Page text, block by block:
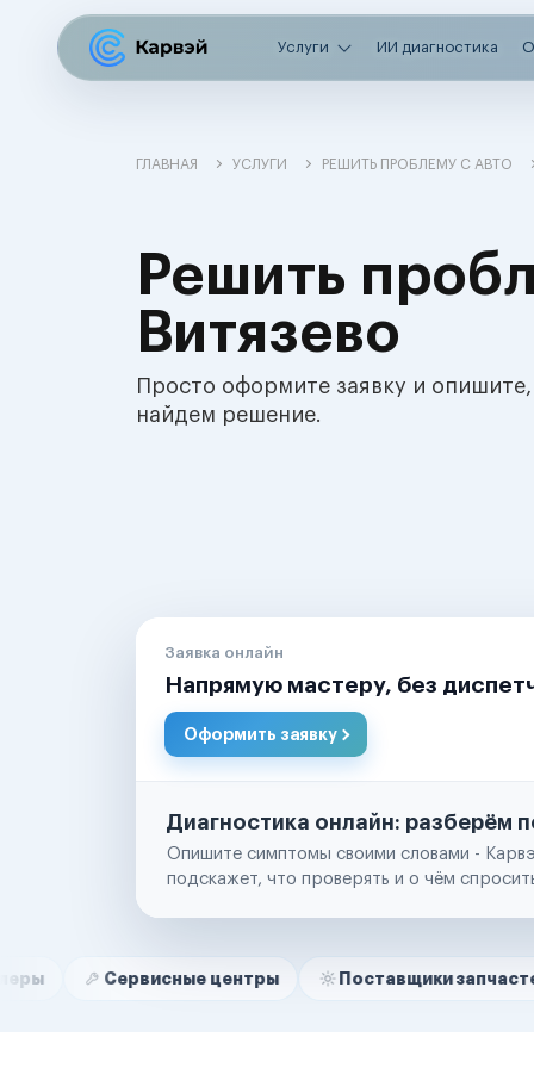
Услуги ИИ диагностика
ГЛАВНАЯ УСЛУГИ РЕШИТЬ ПРОБЛЕМУ С АВТО
Решить
Витязево
Просто оформите заявку и
найдем решение.
Заявка онлайн
Напрямую мастеру, без
Оформить заявку
Диагностика онлайн: разберём
Опишите симптомы своими словами -
подскажет, что проверять и о чём
Нам доверяют
центры Поставщики запчастей
Маркетплейсы